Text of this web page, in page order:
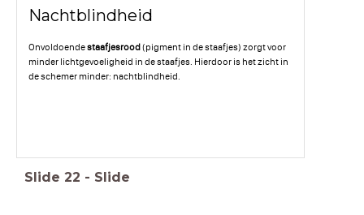
Nachtblindheid
Onvoldoendestaafjesrood(pigment in de staafjes) zorgt voor
minder lichtgevoeligheid in de staafjes. Hierdoor is het zicht in
de schemer minder: nachtblindheid.
Slide 22 - Slide